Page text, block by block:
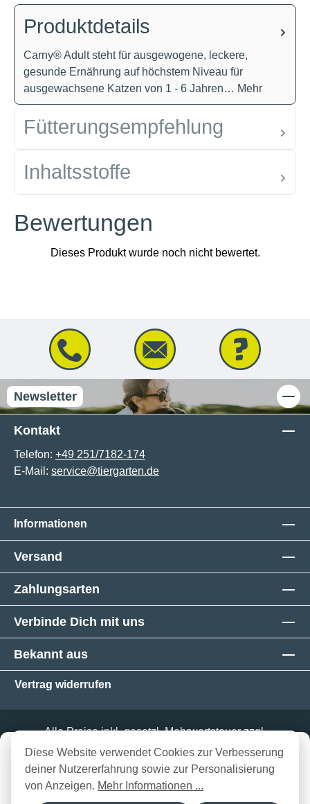
Produkt Anzahl: Gib den gewünschten Wert ein oder benutze die
In den Warenkorb
in 3-5 Werktagen bei dir
Produktdetails
Carny® Adult steht für ausgewogene, leckere,
gesunde Ernährung auf höchstem Niveau für
ausgewachsene Katzen von 1 - 6 Jahren… Mehr
Fütterungsempfehlung
Inhaltsstoffe
Bewertungen
Newsletter
Kontakt
Telefon: +49 251/7182-174
E-Mail: service@tiergarten.de
Informationen
Versand
Zahlungsarten
Verbinde Dich mit uns
Bekannt aus
Vertrag widerrufen
Alle Preise inkl. gesetzl. Mehrwertsteuer zzgl.
Versandkosten und ggf. Nachnahmegebühren, wenn
nicht anders angegeben.
© 2026 Tiergarten - Alle Rechte vorbehalten.
Diese Website verwendet Cookies zur Verbesserung
deiner Nutzererfahrung sowie zur Personalisierung
von Anzeigen. Mehr Informationen ...